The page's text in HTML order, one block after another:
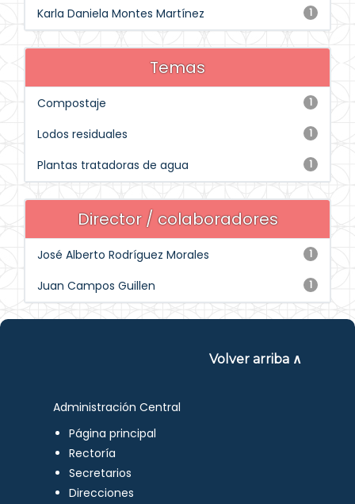
1
Karla Daniela Montes Martínez
Temas
1
Compostaje
1
Lodos residuales
1
Plantas tratadoras de agua
Director / colaboradores
1
José Alberto Rodríguez Morales
1
Juan Campos Guillen
Volver arriba ∧
Administración Central
Página principal
Rectoría
Secretarios
Direcciones